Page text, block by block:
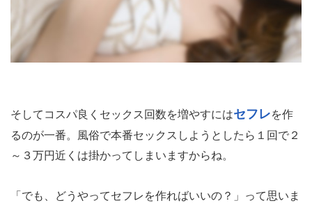
そしてコスパ良くセックス回数を増やすにはセフレを作
るのが一番。風俗で本番セックスしようとしたら１回で２
～３万円近くは掛かってしまいますからね。
「でも、どうやってセフレを作ればいいの？」って思いま